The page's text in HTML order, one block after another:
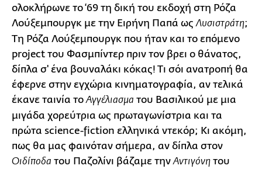
ολοκλήρωνε το ‘69 τη δική του εκδοχή στη Ρόζα
Λούξεμπουργκ με την Ειρήνη Παπά ως Λυσιστράτη;
Τη Ρόζα Λούξεμπουργκ που ήταν και το επόμενο
project του Φασμπίντερ πριν τον βρει ο θάνατος,
δίπλα σ' ένα βουναλάκι κόκας! Τι σόι ανατροπή θα
έφερνε στην εγχώρια κινηματογραφία, αν τελικά
έκανε ταινία το Αγγέλιασμα του Βασιλικού με μια
μιγάδα χορεύτρια ως πρωταγωνίστρια και τα
πρώτα science-fiction ελληνικά ντεκόρ; Κι ακόμη,
πως θα μας φαινόταν σήμερα, αν δίπλα στον
Οιδίποδα του Παζολίνι βάζαμε την Αντιγόνη του